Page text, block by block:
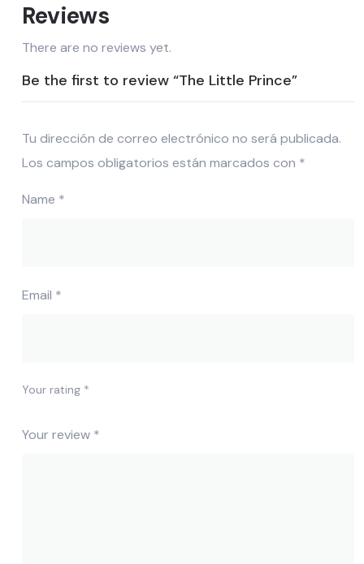
Reviews
There are no reviews yet.
Be the first to review “The Little Prince”
Tu dirección de correo electrónico no será publicada.
Los campos obligatorios están marcados con *
Name *
Email *
Your rating *
Your review *